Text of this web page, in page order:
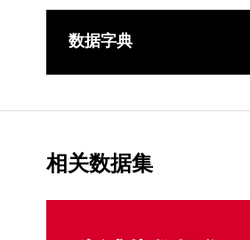
数据字典
相关数据集